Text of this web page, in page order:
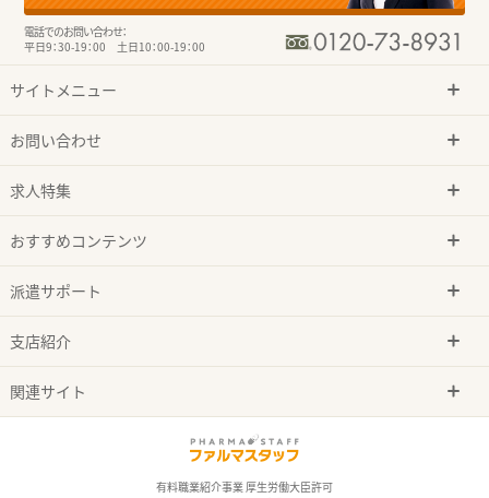
電話でのお問い合わせ：
平日9：30-19：00 土日10：00-19：00
サイトメニュー
お問い合わせ
求人特集
おすすめコンテンツ
派遣サポート
支店紹介
関連サイト
有料職業紹介事業 厚生労働大臣許可